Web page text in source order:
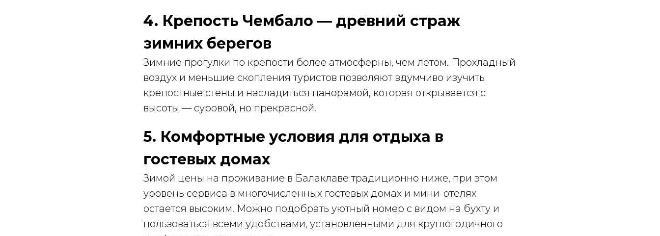
4. Крепость Чембало — древний страж
зимних берегов
Зимние прогулки по крепости более атмосферны, чем летом. Прохладный
воздух и меньшие скопления туристов позволяют вдумчиво изучить
крепостные стены и насладиться панорамой, которая открывается с
высоты — суровой, но прекрасной.
5. Комфортные условия для отдыха в
гостевых домах
Зимой цены на проживание в Балаклаве традиционно ниже, при этом
уровень сервиса в многочисленных гостевых домах и мини-отелях
остается высоким. Можно подобрать уютный номер с видом на бухту и
пользоваться всеми удобствами, установленными для круглогодичного